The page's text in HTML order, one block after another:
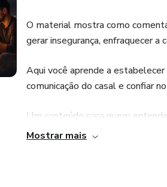
O material mostra como
gerar insegurança, enfraquecer
Aqui você aprende a
comunicação do casal e confiar
Um conteúdo para quem
continuar pertence apenas a
Mostrar mais